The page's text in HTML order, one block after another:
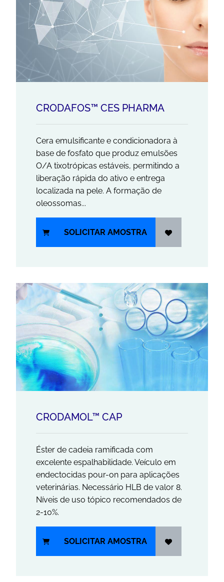
CRODAFOS™ CES PHARMA
Cera emulsificante e condicionadora à
base de fosfato que produz emulsões
O/A tixotrópicas estáveis, permitindo a
liberação rápida do ativo e entrega
localizada na pele. A formação de
oleossomas...
SOLICITAR AMOSTRA
CRODAMOL™ CAP
Éster de cadeia ramificada com
excelente espalhabilidade. Veículo em
endectocidas pour-on para aplicações
veterinárias. Necessário HLB de valor 8.
Níveis de uso tópico recomendados de
2-10%.
SOLICITAR AMOSTRA